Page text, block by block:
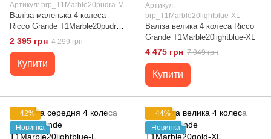
Артикул: brp_T1Marble20pudra-M
Валіза маленька 4 колеса
Ricco Grande T1Marble20pudra-
M
2 395 грн 4 299 грн
Купити
Артикул:
brp_T1Marble20lightblue-XL
Валіза велика 4 колеса Ricco
Grande T1Marble20lightblue-XL
4 475 грн 7 949 грн
Купити
−42%
Новинка
−44%
Новинка